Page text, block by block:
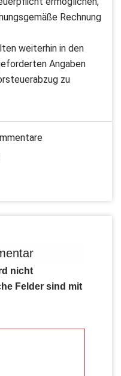
Rechnung
weiterhin in den
Angaben
zu
nicht
Felder sind mit